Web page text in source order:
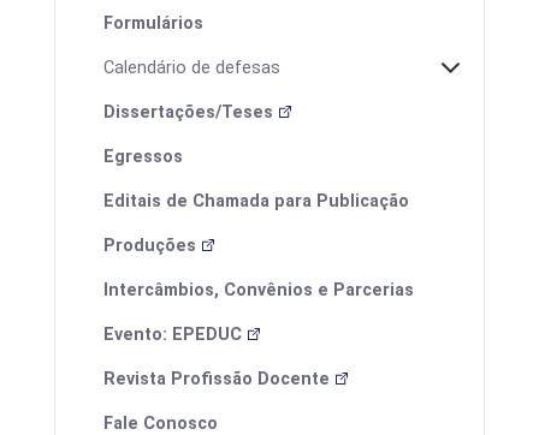
Formulários
Calendário de defesas
Dissertações/Teses
Egressos
Editais de Chamada para Publicação
Produções
Intercâmbios, Convênios e Parcerias
Evento: EPEDUC
Revista Profissão Docente
Fale Conosco